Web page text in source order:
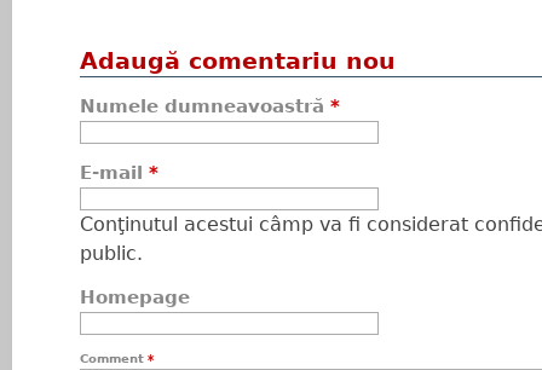
Adaugă comentariu nou
Numele dumneavoastră *
E-mail *
Conţinutul acestui câmp va fi considerat
public.
Homepage
Comment *